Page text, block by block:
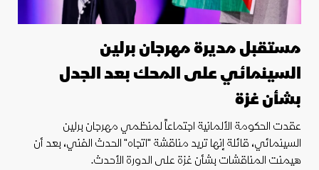
مستقبل مديرة مهرجان برلين
السينمائي على المحك بعد الجدل
بشأن غزة
عقدت الحكومة الألمانية اجتماعاً لمنظمي مهرجان برلين
السينمائي، قائلة إنها تريد مناقشة "اتجاه" الحدث الفني، بعد أن
هيمنت المناقشات بشأن غزة على الدورة الأحدث.